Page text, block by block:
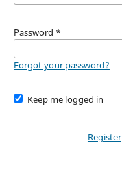
Password *
Forgot your password?
Keep me logged in
Register